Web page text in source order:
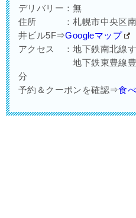
デリバリー：無
住所 ：札幌市中央区南3
井ビル5F⇒Googleマップ
アクセス ：地下鉄南北線
地下鉄東豊線豊水す
分
予約＆クーポンを確認⇒食